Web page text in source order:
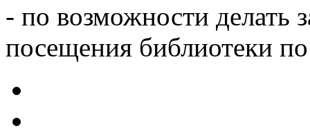
- по возможности делать
посещения библиотеки